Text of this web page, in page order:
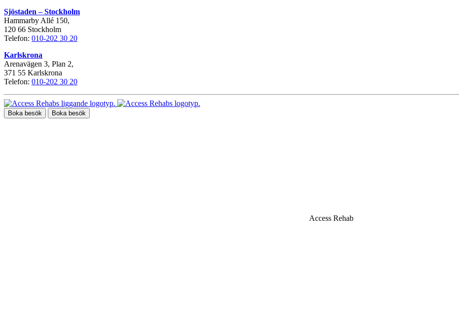
Sjöstaden – Stockholm
Hammarby Allé 150,
120 66 Stockholm
Telefon: 010-202 30 20
Karlskrona
Arenavägen 3, Plan 2,
371 55 Karlskrona
Telefon: 010-202 30 20
Boka besök Boka besök
Access Rehab